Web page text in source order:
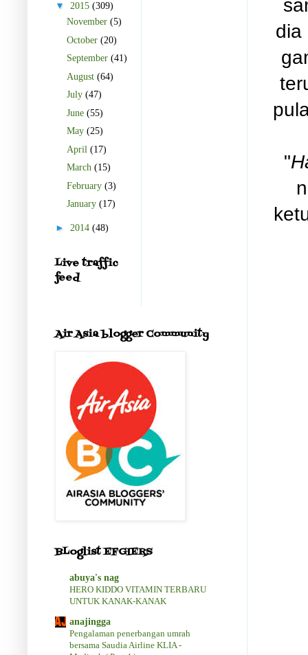
dia
"
▼ 2015 (309)
November (5)
October (20)
September (41)
August (64)
July (47)
June (55)
May (25)
April (17)
March (15)
February (3)
January (17)
► 2014 (48)
Live traffic
feed
Air Asia blogger Community
BLoglist EFGIERS
abuya's nag
HERO KIDDO VITAMIN TERBARU
UNTUK KANAK-KANAK
anajingga
Pengalaman penerbangan umrah
bersama Saudia Airline KLIA -